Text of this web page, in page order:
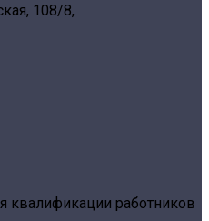
108/8,
квалификации работников